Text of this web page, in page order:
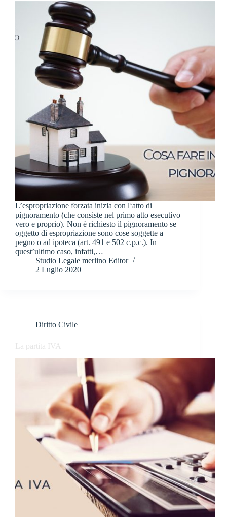
L’espropriazione forzata inizia con l‘atto di
pignoramento (che consiste nel primo atto esecutivo
vero e proprio). Non è richiesto il pignoramento se
oggetto di espropriazione sono cose soggette a
pegno o ad ipoteca (art. 491 e 502 c.p.c.). In
quest’ultimo caso, infatti,…
Studio Legale merlino Editor
2 Luglio 2020
Diritto Civile
La partita IVA